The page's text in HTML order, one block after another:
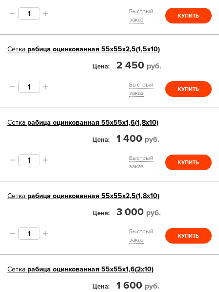
Быстрый
заказ
КУПИТЬ
Сетка рабица оцинкованная 55х55х2,5(1,5х10)
Цена 2 450 руб.
Быстрый
заказ
КУПИТЬ
Сетка рабица оцинкованная 55х55х1,6(1,8х10)
Цена 1 400 руб.
Быстрый
заказ
КУПИТЬ
Сетка рабица оцинкованная 55х55х2,5(1,8х10)
Цена 3 000 руб.
Быстрый
заказ
КУПИТЬ
Сетка рабица оцинкованная 55х55х1,6(2х10)
Цена 1 600 руб.